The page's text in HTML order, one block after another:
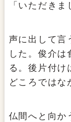
「いただきま
声に出して言
した。俊介
る。後片付け
どころではな
仏間へと向か